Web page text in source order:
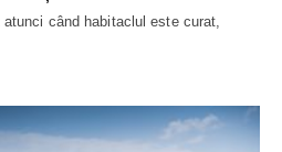
când habitaclul este curat,